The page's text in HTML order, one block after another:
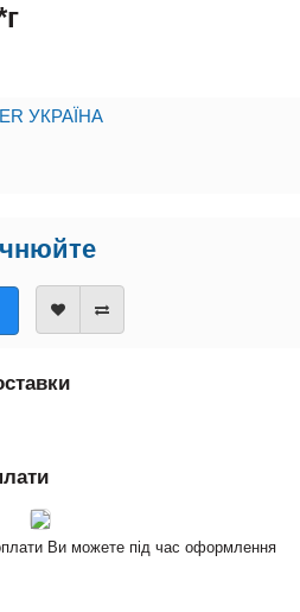
УКРАЇНА
Ви можете під час оформлення